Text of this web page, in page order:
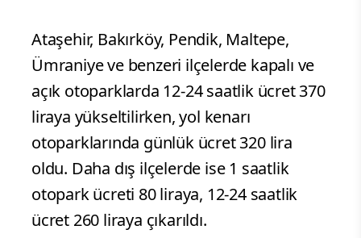
Ataşehir, Bakırköy, Pendik, Maltepe,
Ümraniye ve benzeri ilçelerde kapalı ve
açık otoparklarda 12-24 saatlik ücret 370
liraya yükseltilirken, yol kenarı
otoparklarında günlük ücret 320 lira
oldu. Daha dış ilçelerde ise 1 saatlik
otopark ücreti 80 liraya, 12-24 saatlik
ücret 260 liraya çıkarıldı.